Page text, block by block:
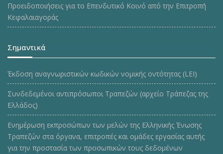
Προειδοποιήσεις για το Επενδυτικό Κοινό από την Επιτροπή
Κεφαλαιαγοράς
Σημαντικά
Έκδοση αναγνωριστικών κωδικών νομικής οντότητας (LEI)
Συνδεδεμένοι αντιπρόσωποι Τραπεζών (αρχείο Τράπεζας της
Ελλάδος)
Ενημέρωση εκπροσώπων των μελών της Ελληνικής Ένωσης
Τραπεζών στα όργανα, επιτροπές και ομάδες εργασίας αυτής
για την προστασία των προσωπικών τους δεδομένων